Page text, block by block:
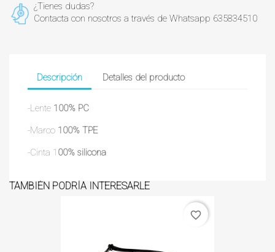
¿Tienes dudas?
Contacta con nosotros a través de Whatsapp 635834510
Descripción Detalles del producto
-Lente 100% PC
-Marco 100% TPE
-Cinta 1 00% silicona
TAMBIÉN PODRÍA INTERESARLE
favorite_border